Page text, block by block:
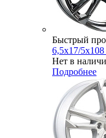
Быстрый
6,5x17/
Нет в
Подробнее